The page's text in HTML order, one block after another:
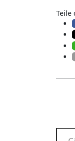
Teile
Gib deine E-Mail-Adresse ein ...